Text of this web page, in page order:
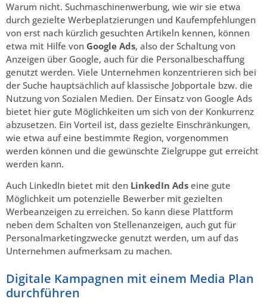
Warum nicht. Suchmaschinenwerbung, wie wir sie etwa
durch gezielte Werbeplatzierungen und Kaufempfehlungen
von erst nach kürzlich gesuchten Artikeln kennen, können
etwa mit Hilfe von Google Ads, also der Schaltung von
Anzeigen über Google, auch für die Personalbeschaffung
genutzt werden. Viele Unternehmen konzentrieren sich bei
der Suche hauptsächlich auf klassische Jobportale bzw. die
Nutzung von Sozialen Medien. Der Einsatz von Google Ads
bietet hier gute Möglichkeiten um sich von der Konkurrenz
abzusetzen. Ein Vorteil ist, dass gezielte Einschränkungen,
wie etwa auf eine bestimmte Region, vorgenommen
werden können und die gewünschte Zielgruppe gut erreicht
werden kann.
Auch LinkedIn bietet mit den LinkedIn Ads eine gute
Möglichkeit um potenzielle Bewerber mit gezielten
Werbeanzeigen zu erreichen. So kann diese Plattform
neben dem Schalten von Stellenanzeigen, auch gut für
Personalmarketingzwecke genutzt werden, um auf das
Unternehmen aufmerksam zu machen.
Digitale Kampagnen mit einem Media Plan
durchführen